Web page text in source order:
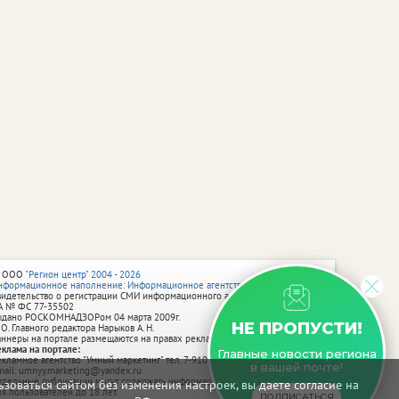
сайтом без изменения настроек, вы даете согласие на
НЕ ПРОПУСТИ!
Главные новости региона
в вашей почте!
"Регион центр" 2004 - 2026
наполнение: Информационное агентство vRossii.ru
о регистрации СМИ информационного агентства vRossii.ru
№ ФС 77‑35502
РОСКОМНАДЗОРом 04 марта 2009г.
Главного редактора Нарыков А. Н.
на портале размещаются на правах рекламы.
на портале:
агентство "Умный маркетинг" тел. 7-910-267-70-40,
umnyy.marketing@yandex.ru
публикации могут содержать информацию, не предназначенную
пользователей до 18 лет.